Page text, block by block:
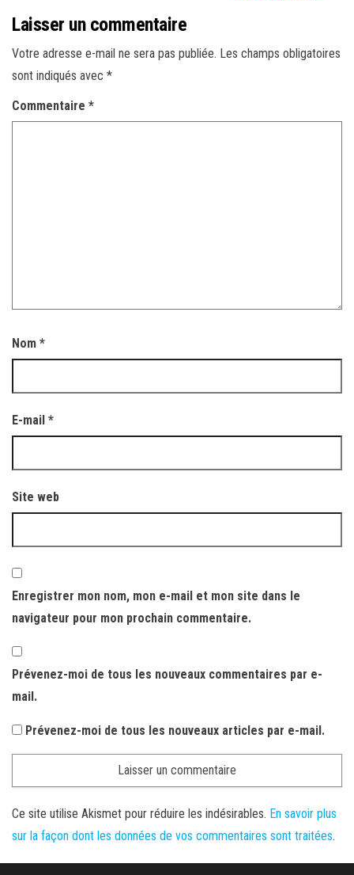
Laisser un commentaire
Votre adresse e-mail ne sera pas publiée. Les champs obligatoires
sont indiqués avec *
Commentaire *
Nom *
E-mail *
Site web
Enregistrer mon nom, mon e-mail et mon site dans le
navigateur pour mon prochain commentaire.
Prévenez-moi de tous les nouveaux commentaires par e-
mail.
Prévenez-moi de tous les nouveaux articles par e-mail.
Ce site utilise Akismet pour réduire les indésirables. En savoir plus
sur la façon dont les données de vos commentaires sont traitées.